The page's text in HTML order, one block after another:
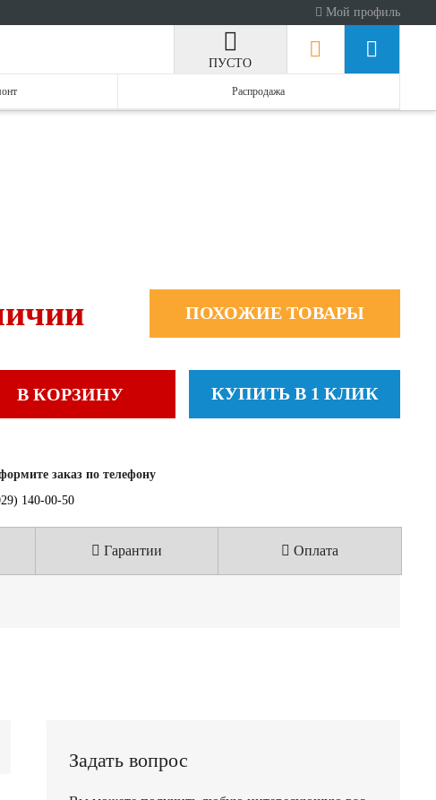
Мой профиль
ПУСТО
Распродажа
ПОХОЖИЕ ТОВАРЫ
В КОРЗИНУ КУПИТЬ В 1 КЛИК
заказ по телефону
140-00-50
Гарантии Оплата
Задать вопрос